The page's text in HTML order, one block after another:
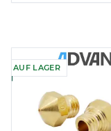
AUF LAGER